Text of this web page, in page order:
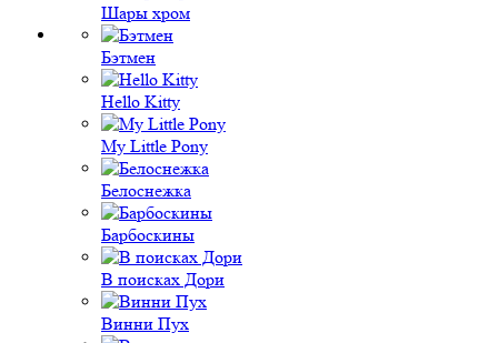
Шары хром
Бэтмен
Hello Kitty
My Little Pony
Белоснежка
Барбоскины
В поисках Дори
Винни Пух